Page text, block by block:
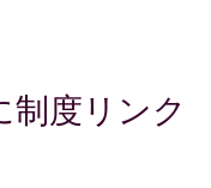
制度リンク